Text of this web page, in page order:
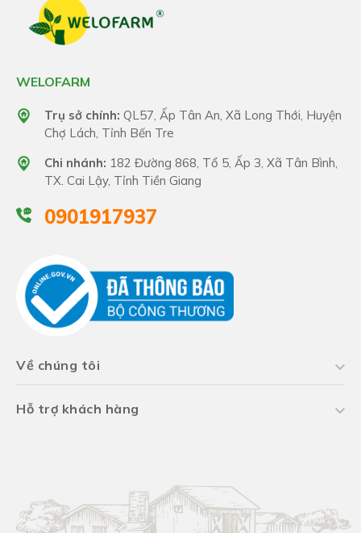
WELOFARM
Trụ sở chính: QL57, Ấp Tân An, Xã Long Thới, Huyện
Chợ Lách, Tỉnh Bến Tre
Chi nhánh: 182 Đường 868, Tổ 5, Ấp 3, Xã Tân Bình,
TX. Cai Lậy, Tỉnh Tiền Giang
0901917937
Về chúng tôi
Hỗ trợ khách hàng